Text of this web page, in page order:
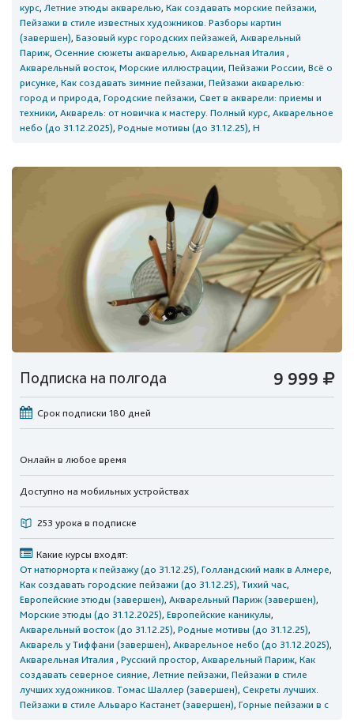
курс, Летние этюды акварелью, Как создавать морские пейзажи,
Пейзажи в стиле известных художников. Разборы картин
(завершен), Базовый курс городских пейзажей, Акварельный
Париж, Осенние сюжеты акварелью, Акварельная Италия ,
Акварельный восток, Морские иллюстрации, Пейзажи России, Всё о
рисунке, Как создавать зимние пейзажи, Пейзажи акварелью:
город и природа, Городские пейзажи, Свет в акварели: приемы и
техники, Акварель: от новичка к мастеру. Полный курс, Акварельное
небо (до 31.12.2025), Родные мотивы (до 31.12.25), Н
Подписка на полгода 9 999
Срок подписки 180 дней
Онлайн в любое время
Доступно на мобильных устройствах
253 урока в подписке
Какие курсы входят:
От натюрморта к пейзажу (до 31.12.25), Голландский маяк в Алмере,
Как создавать городские пейзажи (до 31.12.25), Тихий час,
Европейские этюды (завершен), Акварельный Париж (завершен),
Морские этюды (до 31.12.2025), Европейские каникулы,
Акварельный восток (до 31.12.25), Родные мотивы (до 31.12.25),
Акварель у Тиффани (завершен), Акварельное небо (до 31.12.2025),
Акварельная Италия , Русский простор, Акварельный Париж, Как
создавать северное сияние, Летние пейзажи, Пейзажи в стиле
лучших художников. Томас Шаллер (завершен), Секреты лучших.
Пейзажи в стиле Альваро Кастанет (завершен), Горные пейзажи в с